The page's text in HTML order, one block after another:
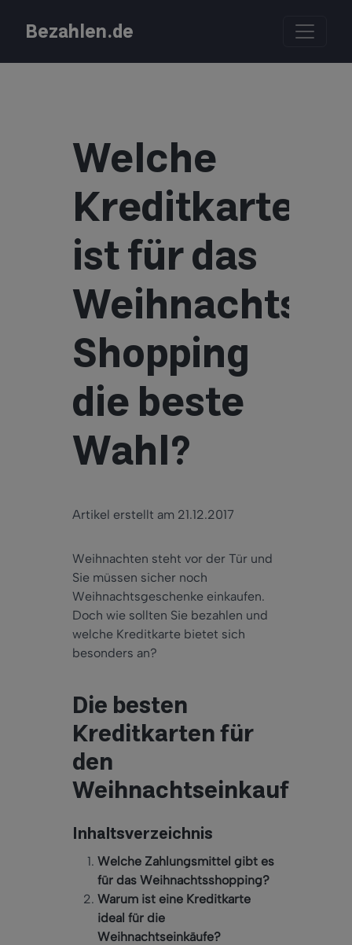
Bezahlen.de
Welche
Kreditkarte
ist für das
Weihnachts-
Shopping
die beste
Wahl?
Artikel erstellt am 21.12.2017
Weihnachten steht vor der Tür und
Sie müssen sicher noch
Weihnachtsgeschenke einkaufen.
Doch wie sollten Sie bezahlen und
welche Kreditkarte bietet sich
besonders an?
Die besten
Kreditkarten für
den
Weihnachtseinkauf
Inhaltsverzeichnis
Welche Zahlungsmittel gibt es
für das Weihnachtsshopping?
Warum ist eine Kreditkarte
ideal für die
Weihnachtseinkäufe?